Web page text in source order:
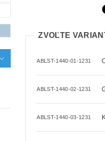
ZVOĽTE
ABLST-1440-01-1231
ABLST-1440-02-1231
ABLST-1440-03-1231